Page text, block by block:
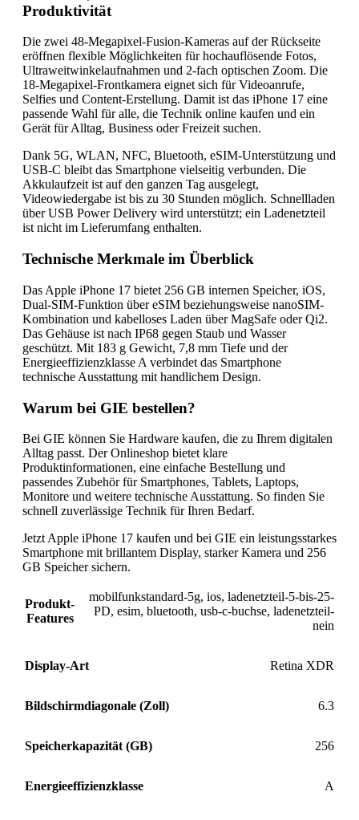
Produktivität
Die zwei 48-Megapixel-Fusion-Kameras auf der Rückseite
eröffnen flexible Möglichkeiten für hochauflösende Fotos,
Ultraweitwinkelaufnahmen und 2-fach optischen Zoom. Die
18-Megapixel-Frontkamera eignet sich für Videoanrufe,
Selfies und Content-Erstellung. Damit ist das iPhone 17 eine
passende Wahl für alle, die Technik online kaufen und ein
Gerät für Alltag, Business oder Freizeit suchen.
Dank 5G, WLAN, NFC, Bluetooth, eSIM-Unterstützung und
USB-C bleibt das Smartphone vielseitig verbunden. Die
Akkulaufzeit ist auf den ganzen Tag ausgelegt,
Videowiedergabe ist bis zu 30 Stunden möglich. Schnellladen
über USB Power Delivery wird unterstützt; ein Ladenetzteil
ist nicht im Lieferumfang enthalten.
Technische Merkmale im Überblick
Das Apple iPhone 17 bietet 256 GB internen Speicher, iOS,
Dual-SIM-Funktion über eSIM beziehungsweise nanoSIM-
Kombination und kabelloses Laden über MagSafe oder Qi2.
Das Gehäuse ist nach IP68 gegen Staub und Wasser
geschützt. Mit 183 g Gewicht, 7,8 mm Tiefe und der
Energieeffizienzklasse A verbindet das Smartphone
technische Ausstattung mit handlichem Design.
Warum bei GIE bestellen?
Bei GIE können Sie Hardware kaufen, die zu Ihrem digitalen
Alltag passt. Der Onlineshop bietet klare
Produktinformationen, eine einfache Bestellung und
passendes Zubehör für Smartphones, Tablets, Laptops,
Monitore und weitere technische Ausstattung. So finden Sie
schnell zuverlässige Technik für Ihren Bedarf.
Jetzt Apple iPhone 17 kaufen und bei GIE ein leistungsstarkes
Smartphone mit brillantem Display, starker Kamera und 256
GB Speicher sichern.
Produkt-
Features
mobilfunkstandard-5g, ios, ladenetzteil-5-bis-25-
PD, esim, bluetooth, usb-c-buchse, ladenetzteil-
nein
Display-Art Retina XDR
Bildschirmdiagonale (Zoll) 6.3
Speicherkapazität (GB) 256
Energieeffizienzklasse A